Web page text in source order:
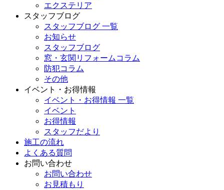
エクステリア
スタッフブログ
スタッフブログ 一覧
お知らせ
スタッフブログ
窓・玄関リフォームコラム
防犯コラム
その他
イベント・お得情報
イベント・お得情報 一覧
イベント
お得情報
スタッフだより
施工の流れ
よくある質問
お問い合わせ
お問い合わせ
お見積もり